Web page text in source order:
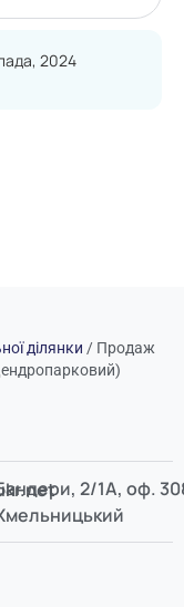
2024
ділянки / Продаж
2/1А, оф.